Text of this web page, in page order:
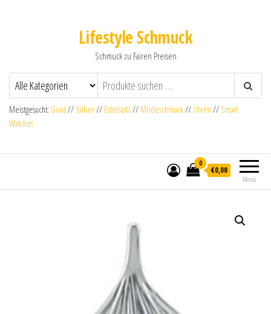
Lifestyle Schmuck
Schmuck zu Fairen Preisen
Meistgesucht: Gold // Silber// Edelstahl // Modeschmuck// Uhren // Smart
Watches
Menü
0
€0,00